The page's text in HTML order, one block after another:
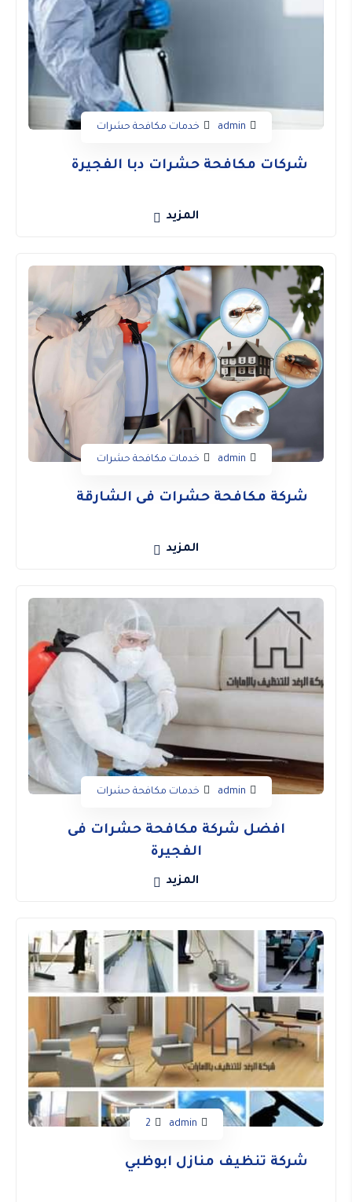
admin خدمات مكافحة حشرات
شركات مكافحة حشرات دبا الفجيرة
المزيد
admin خدمات مكافحة حشرات
شركة مكافحة حشرات فى الشارقة
المزيد
admin خدمات مكافحة حشرات
افضل شركة مكافحة حشرات فى
الفجيرة
المزيد
admin
2
شركة تنظيف منازل ابوظبي